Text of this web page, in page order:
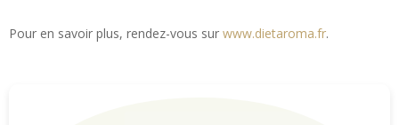
Pour en savoir plus, rendez-vous sur www.dietaroma.fr.